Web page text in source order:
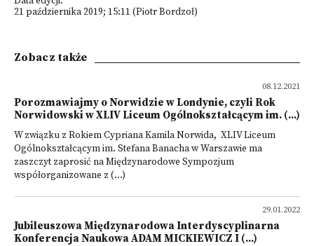
21 października 2019; 15:11 (Piotr Bordzoł)
Zobacz także
08.12.2021
Porozmawiajmy o Norwidzie w Londynie, czyli Rok
Norwidowski w XLIV Liceum Ogólnokształcącym im. (...)
W związku z Rokiem Cypriana Kamila Norwida, XLIV Liceum
Ogólnokształcącym im. Stefana Banacha w Warszawie ma
zaszczyt zaprosić na Międzynarodowe Sympozjum
współorganizowane z (...)
29.01.2022
Jubileuszowa Międzynarodowa Interdyscyplinarna
Konferencja Naukowa ADAM MICKIEWICZ I (...)